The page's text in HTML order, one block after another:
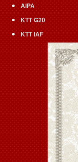
AIPA
KTT G20
KTT IAF